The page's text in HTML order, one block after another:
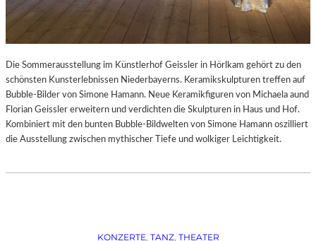
Die Sommerausstellung im Künstlerhof Geissler in Hörlkam gehört zu den
schönsten Kunsterlebnissen Niederbayerns. Keramikskulpturen treffen auf
Bubble-Bilder von Simone Hamann. Neue Keramikfiguren von Michaela aund
Florian Geissler erweitern und verdichten die Skulpturen in Haus und Hof.
Kombiniert mit den bunten Bubble-Bildwelten von Simone Hamann oszilliert
die Ausstellung zwischen mythischer Tiefe und wolkiger Leichtigkeit.
KONZERTE, TANZ, THEATER